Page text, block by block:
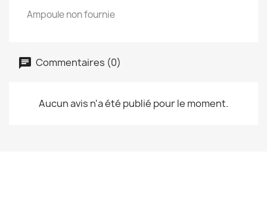
Ampoule non fournie
Commentaires (0)
Aucun avis n'a été publié pour le moment.